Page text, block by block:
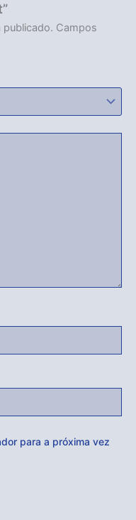
publicado. Campos
para a próxima vez